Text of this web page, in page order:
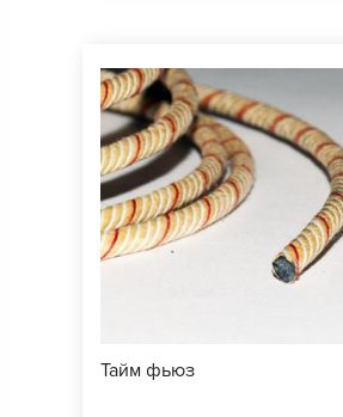
Тайм фьюз